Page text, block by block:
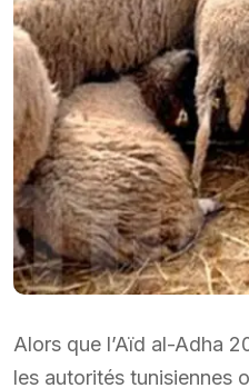
Alors que l’Aïd al-Adha
les autorités tunisiennes